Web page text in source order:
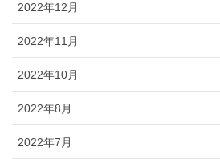
2022年12月
2022年11月
2022年10月
2022年8月
2022年7月